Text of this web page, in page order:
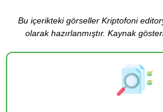
Bu içerikteki görseller Kriptofoni
olarak hazırlanmıştır. Kaynak